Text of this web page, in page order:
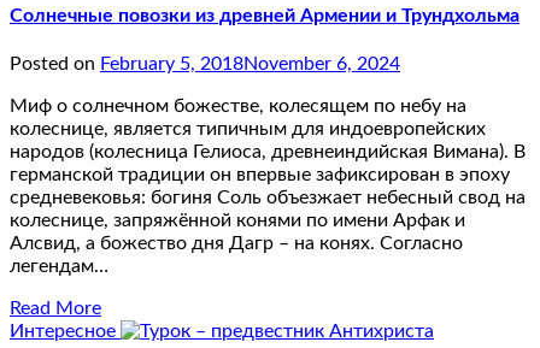
Солнечные повозки из древней Армении и Трундхольма
Posted on February 5, 2018November 6, 2024
Миф о солнечном божестве, колесящем по небу на
колеснице, является типичным для индоевропейских
народов (колесница Гелиоса, древнеиндийская Вимана). В
германской традиции он впервые зафиксирован в эпоху
средневековья: богиня Соль объезжает небесный свод на
колеснице, запряжённой конями по имени Арфак и
Алсвид, а божество дня Дагр – на конях. Согласно
легендам…
Read More
Интересное